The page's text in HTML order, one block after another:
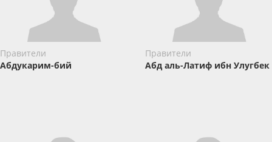
Правители
Абдукарим-бий
Правители
Абд аль-Латиф ибн Улугбек